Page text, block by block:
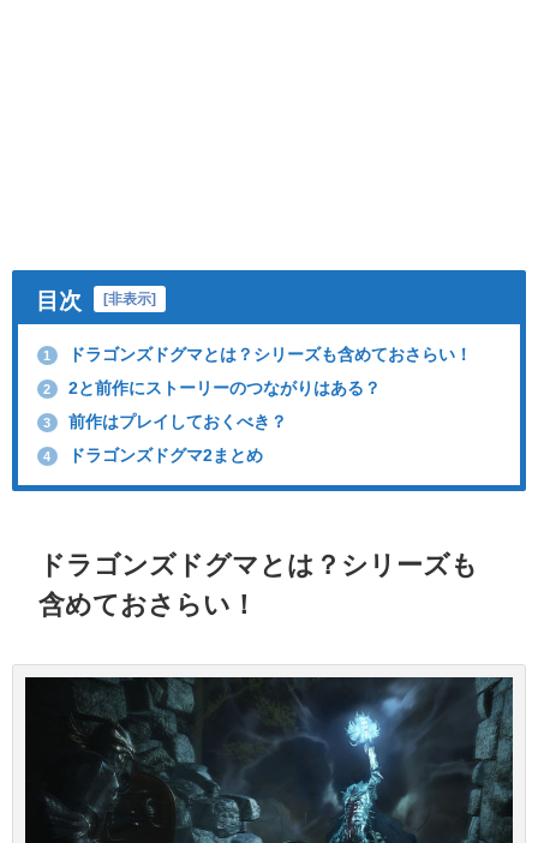
目次 [非表示]
1 ドラゴンズドグマとは？シリーズも含めておさらい！
2 2と前作にストーリーのつながりはある？
3 前作はプレイしておくべき？
4 ドラゴンズドグマ2まとめ
ドラゴンズドグマとは？シリーズも
含めておさらい！